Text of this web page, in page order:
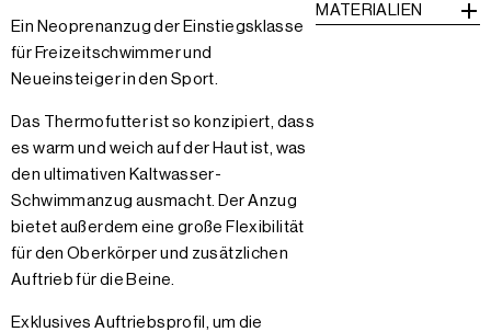
Ein Neoprenanzug der Einstiegsklasse
für Freizeitschwimmer und
Neueinsteiger in den Sport.
Das Thermofutter ist so konzipiert, dass
es warm und weich auf der Haut ist, was
den ultimativen Kaltwasser-
Schwimmanzug ausmacht. Der Anzug
bietet außerdem eine große Flexibilität
für den Oberkörper und zusätzlichen
Auftrieb für die Beine.
Exklusives Auftriebsprofil, um die
MATERIALIEN